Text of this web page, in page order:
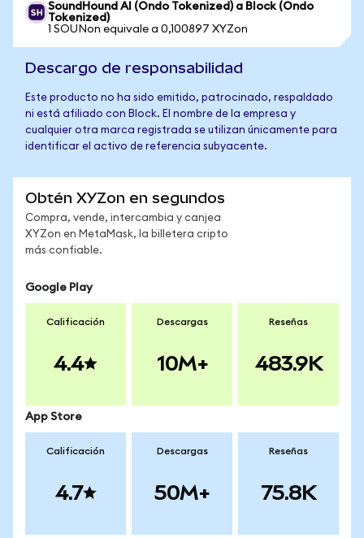
SoundHound AI (Ondo Tokenized) a Block (Ondo
Tokenized)
1 SOUNon equivale a 0,100897 XYZon
Descargo de responsabilidad
Este producto no ha sido emitido, patrocinado, respaldado
ni está afiliado con Block. El nombre de la empresa y
cualquier otra marca registrada se utilizan únicamente para
identificar el activo de referencia subyacente.
Obtén XYZon en segundos
Compra, vende, intercambia y canjea
XYZon en MetaMask, la billetera cripto
más confiable.
Google Play
Calificación
4.4
Descargas
10M+
Reseñas
483.9K
App Store
Calificación
4.7
Descargas
50M+
Reseñas
75.8K